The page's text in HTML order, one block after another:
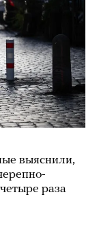
выяснили,
раза